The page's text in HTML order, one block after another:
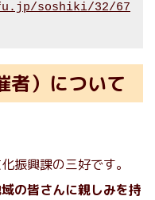
soshiki/32/67
者）について
振興課の三好です。
の皆さんに親しみを持